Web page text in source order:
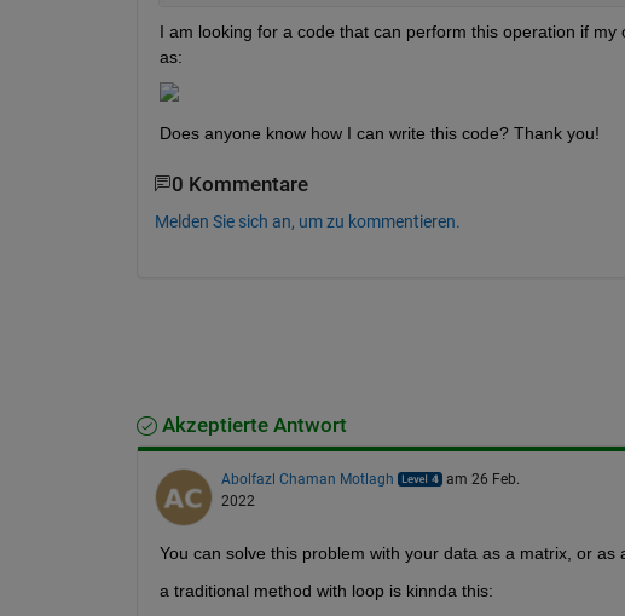
I am looking for a code that can perform this operation if
as:
Does anyone know how I can write this code? Thank you!
0 Kommentare
Melden Sie sich an, um zu kommentieren.
Akzeptierte Antwort
Abolfazl Chaman Motlagh
am 26 Feb.
2022
You can solve this problem with your data as a matrix, or
a traditional method with loop is kinnda this: